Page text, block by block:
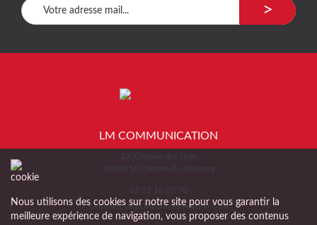
>
LM COMMUNICATION
commercial@LMcommunication.com
Nous utilisons des cookies sur notre site pour vous garantir la
meilleure expérience de navigation, vous proposer des contenus